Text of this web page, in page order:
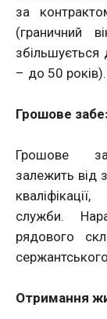
за
(граничний
збільшується
– до 50 років).
Грошове
Грошове
залежить від
служби.
рядового
Отримання